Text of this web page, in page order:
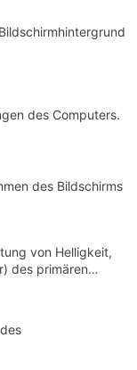
des Computers.
des Bildschirms
von Helligkeit,
des primären